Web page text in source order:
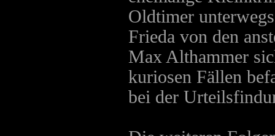
Oldtimer
Frieda von den
Max Althammer
kuriosen Fällen
bei der